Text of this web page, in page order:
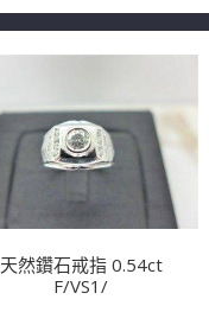
天然鑽石戒指 0.54ct
F/VS1/